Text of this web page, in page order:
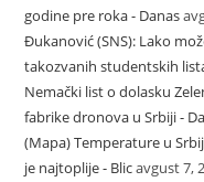
godine pre roka - Danas
Đukanović (SNS): Lako
takozvanih studentskih
Nemački list o dolasku
fabrike dronova u Srbiji -
(Mapa) Temperature u
je najtoplije - Blicavgust 7,